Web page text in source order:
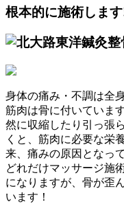
根本的に施術しま
身体の痛み・不調は全
筋肉は骨に付いていま
然に収縮したり引っ張
くと、筋肉に必要な栄
来、痛みの原因となっ
どれだけマッサージ施
になりますが、骨が歪
います！